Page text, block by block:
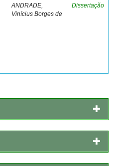
ANDRADE,
Vinícius Borges de
Dissertação